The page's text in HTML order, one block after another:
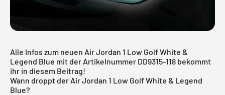
Alle Infos zum neuen Air Jordan 1 Low Golf White &
Legend Blue mit der Artikelnummer DD9315-118 bekommt
ihr in diesem Beitrag!
Wann droppt der Air Jordan 1 Low Golf White & Legend
Blue?